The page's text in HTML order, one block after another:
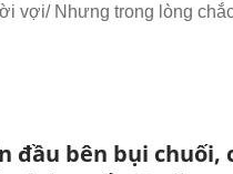
vợi/ Nhưng trong lòng
đầu bên bụi chuối,